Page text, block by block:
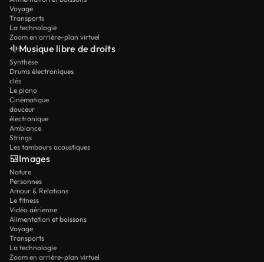
Voyage
Transports
La technologie
Zoom en arrière-plan virtuel
Musique libre de droits
Synthèse
Drums électroniques
clés
Le piano
Cinématique
douceur
électronique
Ambiance
Strings
Les tambours acoustiques
Images
Nature
Personnes
Amour & Relations
Le fitness
Vidéo aérienne
Alimentation et boissons
Voyage
Transports
La technologie
Zoom en arrière-plan virtuel